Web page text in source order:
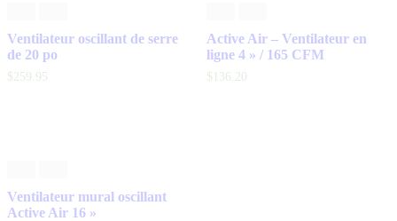
Ventilateur oscillant de serre
de 20 po
$259 95
Active Air – Ventilateur en
ligne 4 » / 165 CFM
$ 136 20
Ventilateur mural oscillant
Active Air 16 »